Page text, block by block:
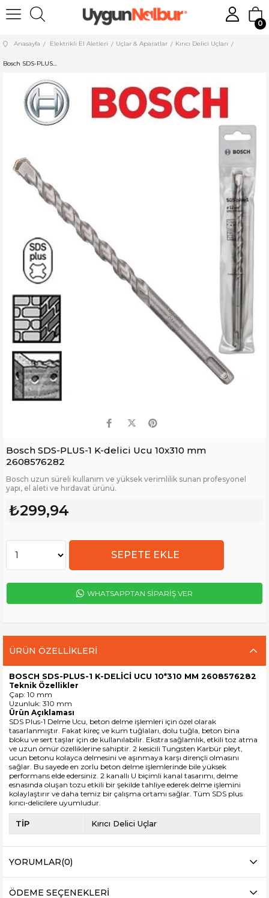
0
Anasayfa Elektrikli El Aletleri Uçlar & Aparatlar Kırıcı Delici Uçları
Bosch SDS-PLUS-1 K-delici Ucu 10x310 mm 2608576282
Bosch SDS-PLUS-1 K-delici Ucu 10x310 mm
2608576282
Bosch uzun süreli kullanım ve yüksek verimlilik sunan profesyonel
yapı, el aleti ve hırdavat ürünü.
₺299,94
WHATSAPPTAN SİPARİŞ VER
ÜRÜN ÖZELLIKLERI
BOSCH SDS-PLUS-1 K-DELİCİ UCU 10*310 MM 2608576282
Teknik Özellikler
Çap: 10 mm
Uzunluk: 310 mm
Ürün Açıklaması
SDS Plus-1 Delme Ucu, beton delme işlemleri için özel olarak
tasarlanmıştır. Fakat kireç ve kum tuğlaları, dolu tuğla, beton bina
bloku ve sert taşlar için de kullanılabilir. Ekstra sağlamlık, etkili toz atma
ve uzun ömür özelliklerine sahiptir. 2 kesicili Tungsten Karbür pleyt,
ucun betonu kolayca delmesini ve aşınmaya karşı dirençli olmasını
sağlar. Bu sayede en zorlu beton delme işlemlerinde bile yüksek
performans elde edersiniz. 2 kanallı U biçimli kanal tasarımı, delme
esnasında oluşan tozu etkili bir şekilde tahliye ederek delme işlemini
kolaylaştırır ve daha temiz bir çalışma ortamı sağlar. Tüm SDS plus
kırıcı-delicilere uyumludur.
TİP Kırıcı Delici Uçlar
YORUMLAR(0)
ÖDEME SEÇENEKLERI